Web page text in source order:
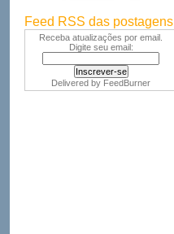
Feed RSS das postagens
Receba atualizações por email.
Digite seu email:
Delivered by FeedBurner